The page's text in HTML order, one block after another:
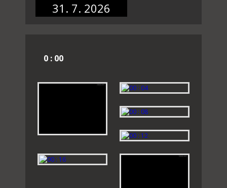
31. 7. 2026
0 : 00